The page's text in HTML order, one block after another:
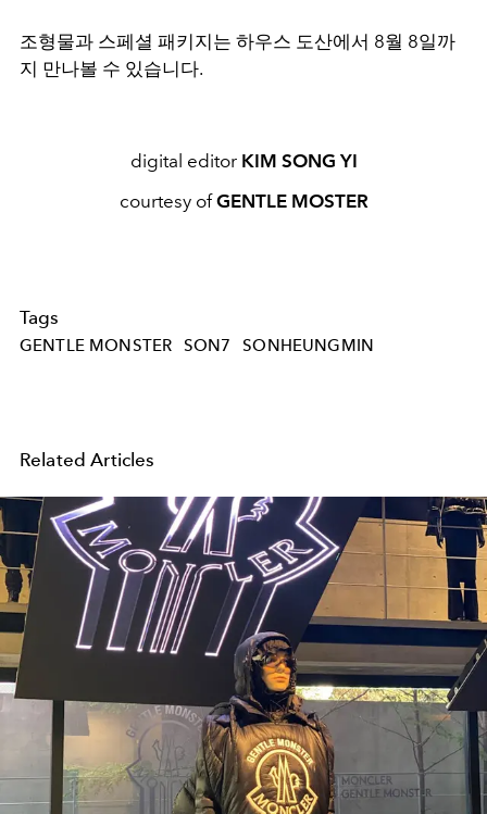
조형물과 스페셜 패키지는 하우스 도산에서 8월 8일까
지 만나볼 수 있습니다.
digital editor KIM SONG YI
courtesy ofGENTLE MOSTER
Tags
GENTLE MONSTER SON7 SONHEUNGMIN
Related Articles